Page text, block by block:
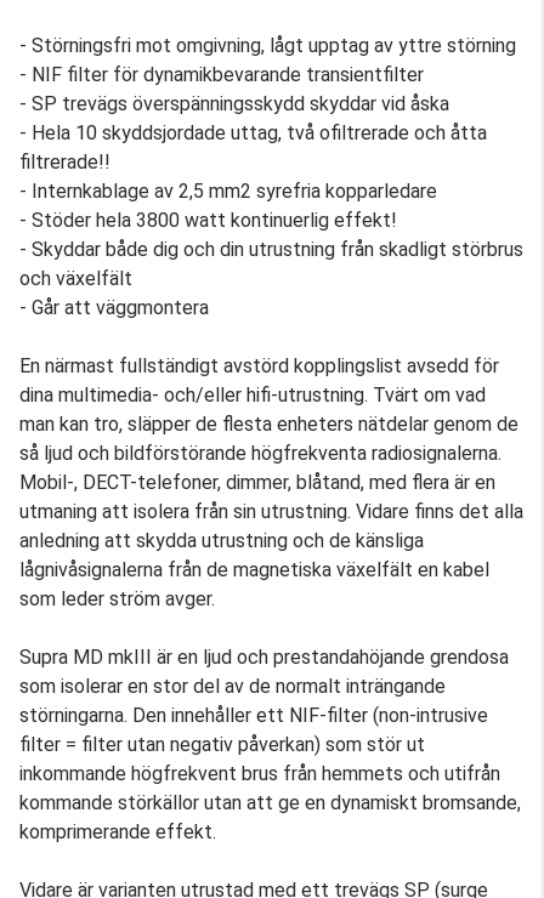
- Störningsfri mot omgivning, lågt upptag av yttre störning
- NIF filter för dynamikbevarande transientfilter
- SP trevägs överspänningsskydd skyddar vid åska
- Hela 10 skyddsjordade uttag, två ofiltrerade och åtta
filtrerade!!
- Internkablage av 2,5 mm2 syrefria kopparledare
- Stöder hela 3800 watt kontinuerlig effekt!
- Skyddar både dig och din utrustning från skadligt störbrus
och växelfält
- Går att väggmontera
En närmast fullständigt avstörd kopplingslist avsedd för
dina multimedia- och/eller hifi-utrustning. Tvärt om vad
man kan tro, släpper de flesta enheters nätdelar genom de
så ljud och bildförstörande högfrekventa radiosignalerna.
Mobil-, DECT-telefoner, dimmer, blåtand, med flera är en
utmaning att isolera från sin utrustning. Vidare finns det alla
anledning att skydda utrustning och de känsliga
lågnivåsignalerna från de magnetiska växelfält en kabel
som leder ström avger.
Supra MD mkIII är en ljud och prestandahöjande grendosa
som isolerar en stor del av de normalt inträngande
störningarna. Den innehåller ett NIF-filter (non-intrusive
filter = filter utan negativ påverkan) som stör ut
inkommande högfrekvent brus från hemmets och utifrån
kommande störkällor utan att ge en dynamiskt bromsande,
komprimerande effekt.
Vidare är varianten utrustad med ett trevägs SP (surge